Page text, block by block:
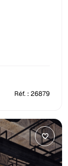
Réf. : 26879